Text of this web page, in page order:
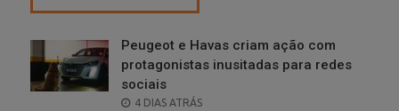
Peugeot e Havas criam ação com
protagonistas inusitadas para redes
sociais
POSTED
4 DIAS ATRÁS